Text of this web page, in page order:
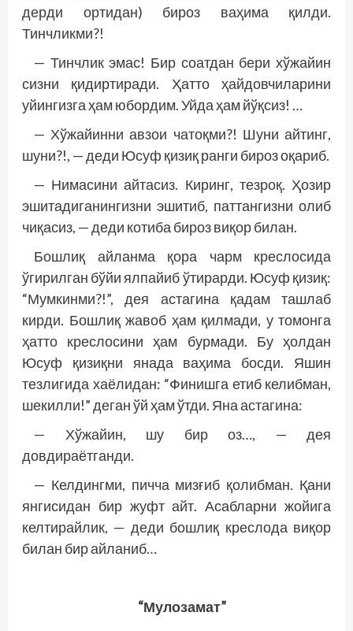
дерди ортидан) бироз ваҳима қилди.
Тинчликми?!
— Тинчлик эмас! Бир соатдан бери хўжайин
сизни қидиртиради. Ҳатто ҳайдовчиларини
уйингизга ҳам юбордим. Уйда ҳам йўқсиз! …
— Хўжайинни авзои чатоқми?! Шуни айтинг,
шуни?!, — деди Юсуф қизиқ ранги бироз оқариб.
— Нимасини айтасиз. Киринг, тезроқ. Ҳозир
эшитадиганингизни эшитиб, паттангизни олиб
чиқасиз, — деди котиба бироз виқор билан.
Бошлиқ айланма қора чарм креслосида
ўгирилган бўйи ялпайиб ўтирарди. Юсуф қизиқ:
“Мумкинми?!”, дея астагина қадам ташлаб
кирди. Бошлиқ жавоб ҳам қилмади, у томонга
ҳатто креслосини ҳам бурмади. Бу ҳолдан
Юсуф қизиқни янада ваҳима босди. Яшин
тезлигида хаёлидан: “Финишга етиб келибман,
шекилли!” деган ўй ҳам ўтди. Яна астагина:
— Хўжайин, шу бир оз…, — дея
довдираётганди.
— Келдингми, пичча мизғиб қолибман. Қани
янгисидан бир жуфт айт. Асабларни жойига
келтирайлик, — деди бош­лиқ креслода виқор
билан бир айланиб…
“Мулозамат”